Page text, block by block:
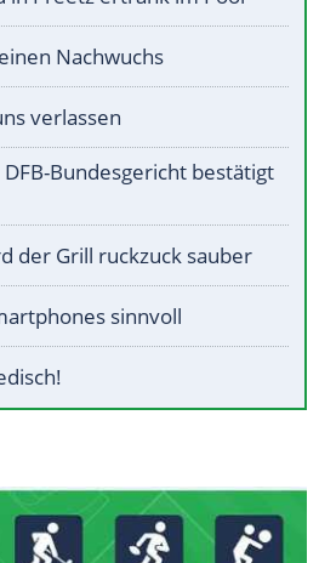
Nachwuchs
verlassen
Bundesgericht bestätigt
der Grill ruckzuck sauber
sinnvoll